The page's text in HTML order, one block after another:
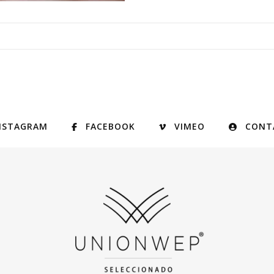
FACEBOOK VIMEO